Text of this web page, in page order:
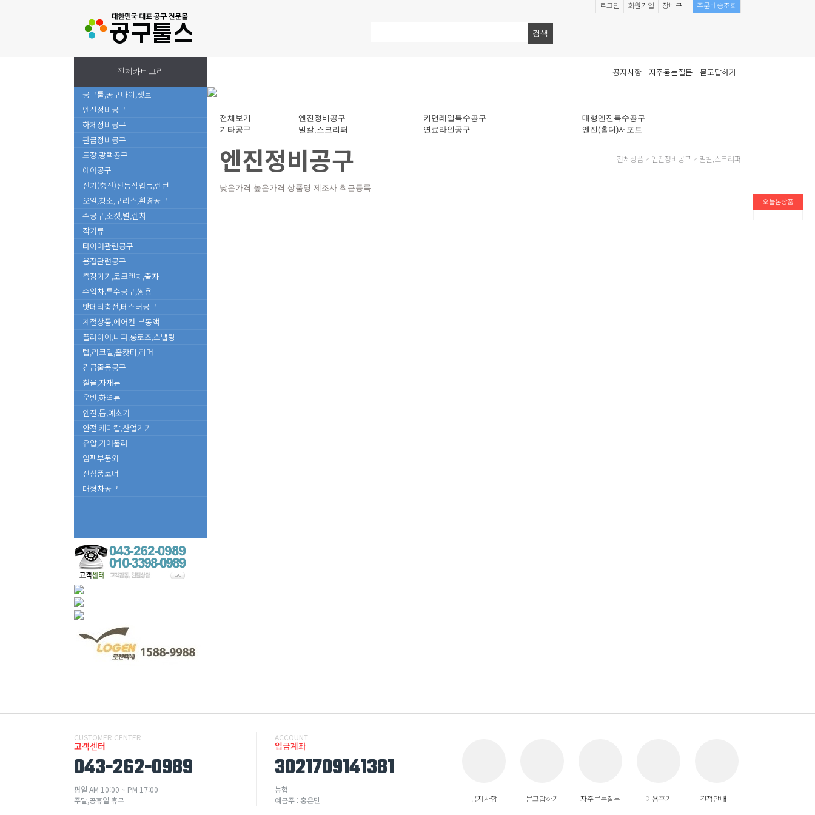
로그인 회원가입 장바구니 주문배송조회
전체카테고리 공지사항 자주묻는질문
묻고답하기
공구툴,공구다이,셋트
엔진정비공구
하체정비공구
판금정비공구
도장,광택공구
에어공구
전기(충전)전동작업등,렌턴
오일,청소,구리스,환경공구
수공구,소켓,별,렌치
작기류
타이어관련공구
용접관련공구
측정기기,토크렌치,줄자
수입차.특수공구,쌍용
밧데리충전,테스터공구
계절상품,에어컨 부동액
플라이어,니퍼,롱로즈,스냅링
텝,리코일,홀캇터,리머
긴급출동공구
철물,자재류
운반,하역류
엔진,톱,예초기
안전.케미칼,산업기기
유압,기어풀러
임팩부품외
신상품코너
대형차공구
전체보기 엔진정비공구 커먼레일특수공구
대형엔진특수공구
기타공구
밀칼,스크리퍼 연료라인공구 엔진(홀더)서포트
엔진정비공구 전체상품 > 엔진정비공구 > 밀칼,스크리퍼
낮은가격 높은가격 상품명 제조사 최근등록
CUSTOMER CENTER
고객센터
043-262-0989
평일 AM 10:00 ~ PM 17:00
주말,공휴일 휴무
ACCOUNT
입금계좌
3021709141381
농협
예금주 : 홍은민
공지사항 묻고답하기 자주묻는질문 이용후기 견적안내
오늘본상품